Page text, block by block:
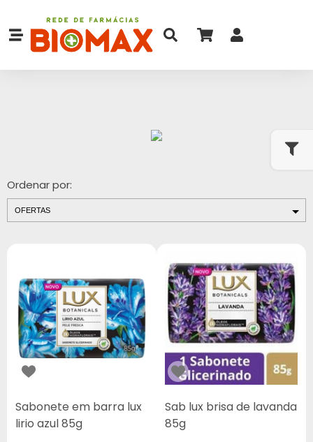
Ordenar por:
Sabonete em barra lux
lirio azul 85g
Sab lux brisa de lavanda
85g